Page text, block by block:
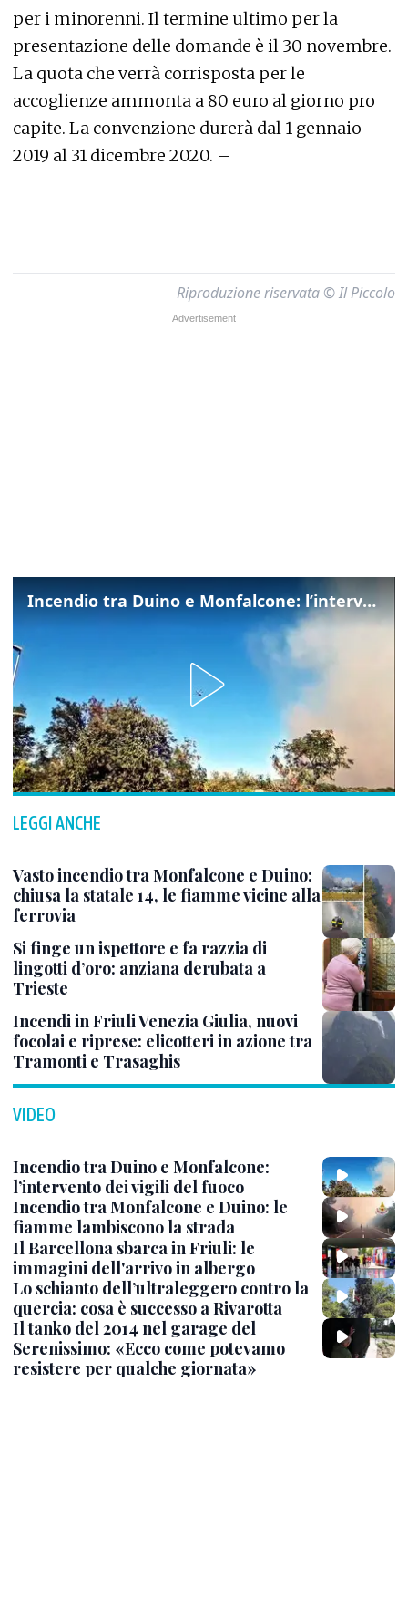
per i minorenni. Il termine ultimo per la
presentazione delle domande è il 30 novembre.
La quota che verrà corrisposta per le
accoglienze ammonta a 80 euro al giorno pro
capite. La convenzione durerà dal 1 gennaio
2019 al 31 dicembre 2020. –
Riproduzione riservata © Il Piccolo
Incendio tra Duino e Monfalcone: l’intervento dei vigili del fuoco
LEGGI ANCHE
Vasto incendio tra Monfalcone e Duino:
chiusa la statale 14, le fiamme vicine alla
ferrovia
Si finge un ispettore e fa razzia di
lingotti d’oro: anziana derubata a
Trieste
Incendi in Friuli Venezia Giulia, nuovi
focolai e riprese: elicotteri in azione tra
Tramonti e Trasaghis
VIDEO
Incendio tra Duino e Monfalcone:
l’intervento dei vigili del fuoco
Incendio tra Monfalcone e Duino: le
fiamme lambiscono la strada
Il Barcellona sbarca in Friuli: le
immagini dell'arrivo in albergo
Lo schianto dell’ultraleggero contro la
quercia: cosa è successo a Rivarotta
Il tanko del 2014 nel garage del
Serenissimo: «Ecco come potevamo
resistere per qualche giornata»